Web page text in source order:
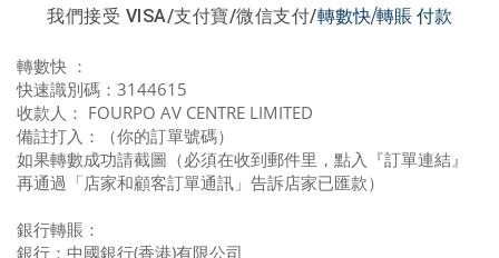
我們接受 VISA/支付寶/微信支付/轉數快/轉賬 付款
轉數快 ：
快速識別碼：3144615
收款人： FOURPO AV CENTRE LIMITED
備註打入：（你的訂單號碼）
如果轉數成功請截圖（必須在收到郵件里，點入『訂單連結』
再通過「店家和顧客訂單通訊」告訴店家已匯款）
銀行轉賬：
銀行：中國銀行(香港)有限公司